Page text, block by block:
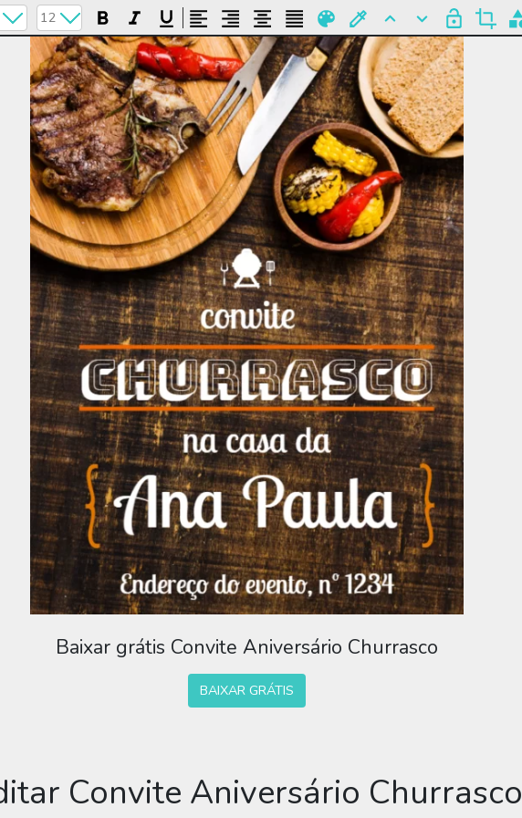
Baixar grátis Convite Aniversário Churrasco
BAIXAR GRÁTIS
Convite Aniversário Churrasco